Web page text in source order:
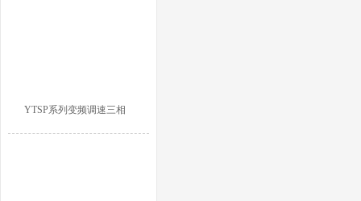
YTSP系列变频调速三相